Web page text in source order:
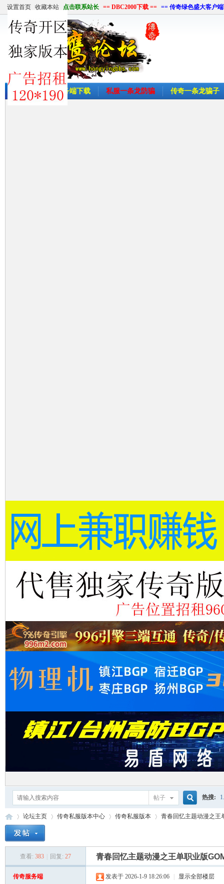
设置首页 收藏本站 点击联系站长 == DBC2000下载 == == 传奇绿色盛大客户
首页 传奇服务端下载 私服一条龙防骗 传奇一条龙骗子
帖子
搜
索
热搜:
单机游
论坛主页 传奇私服版本中心
›
传奇私服版本
›
青春回忆主题动漫之王
查看: 383 回复: 27 青春回忆主题动漫之王单职业版
传奇服务端 发表于 2026-1-9 18:26:06 显示全部楼层